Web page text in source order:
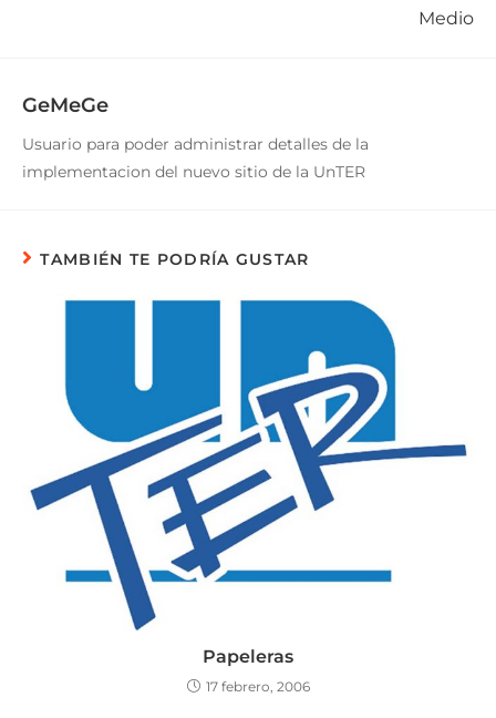
Medio
GeMeGe
Usuario para poder administrar detalles de la
implementacion del nuevo sitio de la UnTER
TAMBIÉN TE PODRÍA GUSTAR
Papeleras
17 febrero, 2006